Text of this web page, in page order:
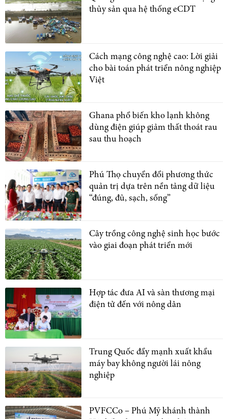
thủy sản qua hệ thống eCDT
Cách mạng công nghệ cao: Lời giải
cho bài toán phát triển nông nghiệp
Việt
Ghana phổ biến kho lạnh không
dùng điện giúp giảm thất thoát rau
sau thu hoạch
Phú Thọ chuyển đổi phương thức
quản trị dựa trên nền tảng dữ liệu
“đúng, đủ, sạch, sống”
Cây trồng công nghệ sinh học bước
vào giai đoạn phát triển mới
Hợp tác đưa AI và sàn thương mại
điện tử đến với nông dân
Trung Quốc đẩy mạnh xuất khẩu
máy bay không người lái nông
nghiệp
PVFCCo – Phú Mỹ khánh thành